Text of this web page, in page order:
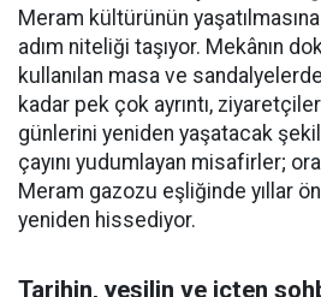
Meram kültürünün
adım niteliği taşıyor. Mekânın
kullanılan masa ve
kadar pek çok ayrıntı,
günlerini yeniden yaşatacak
çayını yudumlayan misafirler;
Meram gazozu eşliğinde yıllar
yeniden hissediyor.
Tarihin, yeşilin ve içten